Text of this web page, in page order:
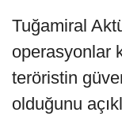
Tuğamiral
operasyonlar
teröristin
olduğunu